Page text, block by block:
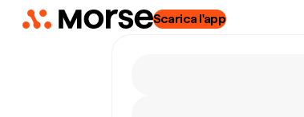
Scarica l'app